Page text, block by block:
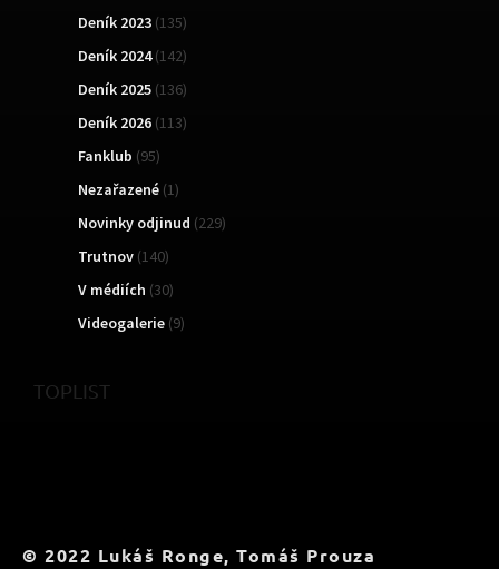
Deník 2023 (135)
Deník 2024(142)
Deník 2025 (136)
Deník 2026 (113)
Fanklub (95)
Nezařazené (1)
Novinky odjinud (229)
Trutnov (140)
V médiích (30)
Videogalerie (9)
TOPLIST
© 2022 Lukáš Ronge, Tomáš Prouza